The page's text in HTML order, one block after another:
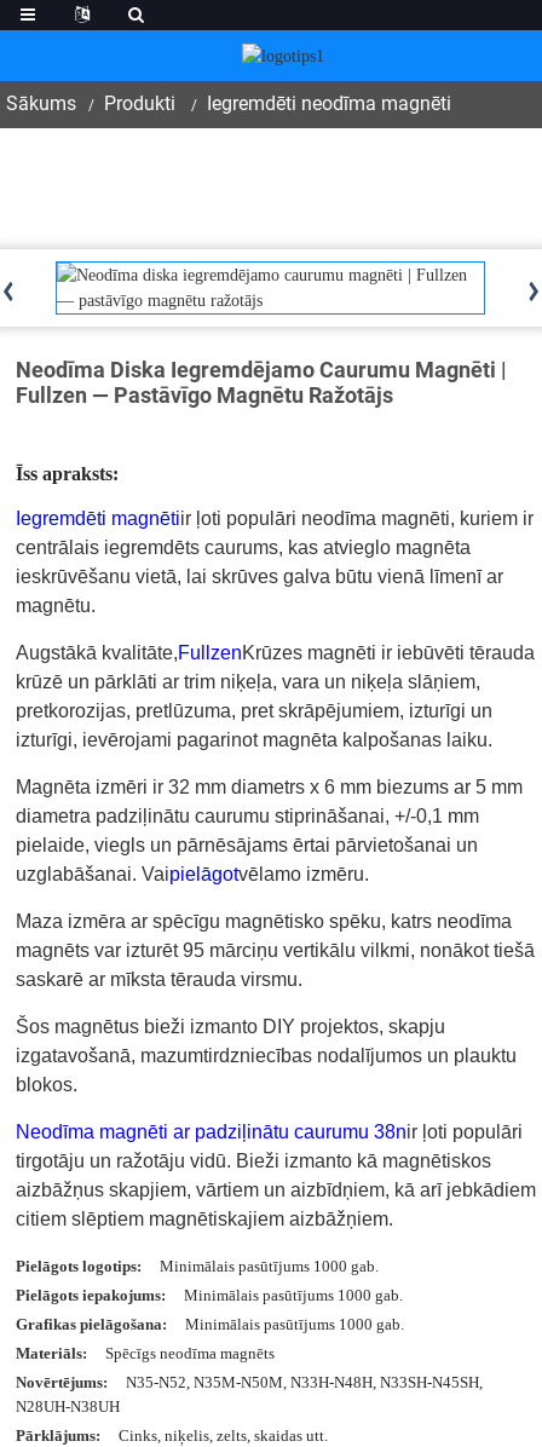
Sākums Produkti Iegremdēti neodīma magnēti
Neodīma Diska Iegremdējamo Caurumu Magnēti |
Fullzen — Pastāvīgo Magnētu Ražotājs
Īss apraksts:
Iegremdēti magnētiir ļoti populāri neodīma magnēti, kuriem ir
centrālais iegremdēts caurums, kas atvieglo magnēta
ieskrūvēšanu vietā, lai skrūves galva būtu vienā līmenī ar
magnētu.
Augstākā kvalitāte,FullzenKrūzes magnēti ir iebūvēti tērauda
krūzē un pārklāti ar trim niķeļa, vara un niķeļa slāņiem,
pretkorozijas, pretlūzuma, pret skrāpējumiem, izturīgi un
izturīgi, ievērojami pagarinot magnēta kalpošanas laiku.
Magnēta izmēri ir 32 mm diametrs x 6 mm biezums ar 5 mm
diametra padziļinātu caurumu stiprināšanai, +/-0,1 mm
pielaide, viegls un pārnēsājams ērtai pārvietošanai un
uzglabāšanai. Vaipielāgotvēlamo izmēru.
Maza izmēra ar spēcīgu magnētisko spēku, katrs neodīma
magnēts var izturēt 95 mārciņu vertikālu vilkmi, nonākot tiešā
saskarē ar mīksta tērauda virsmu.
Šos magnētus bieži izmanto DIY projektos, skapju
izgatavošanā, mazumtirdzniecības nodalījumos un plauktu
blokos.
Neodīma magnēti ar padziļinātu caurumu 38nir ļoti populāri
tirgotāju un ražotāju vidū. Bieži izmanto kā magnētiskos
aizbāžņus skapjiem, vārtiem un aizbīdņiem, kā arī jebkādiem
citiem slēptiem magnētiskajiem aizbāžņiem.
Pielāgots logotips:
Minimālais pasūtījums 1000 gab.
Pielāgots iepakojums:
Minimālais pasūtījums 1000 gab.
Grafikas pielāgošana:
Minimālais pasūtījums 1000 gab.
Materiāls:
Spēcīgs neodīma magnēts
Novērtējums:
N35-N52, N35M-N50M, N33H-N48H, N33SH-N45SH,
N28UH-N38UH
Pārklājums:
Cinks, niķelis, zelts, skaidas utt.